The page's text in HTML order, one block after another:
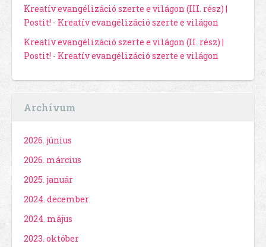
Kreatív evangélizáció szerte e világon (III. rész) |
Postit! - Kreatív evangélizáció szerte e világon
Kreatív evangélizáció szerte e világon (II. rész) |
Postit! - Kreatív evangélizáció szerte e világon
Archívum
2026. június
2026. március
2025. január
2024. december
2024. május
2023. október